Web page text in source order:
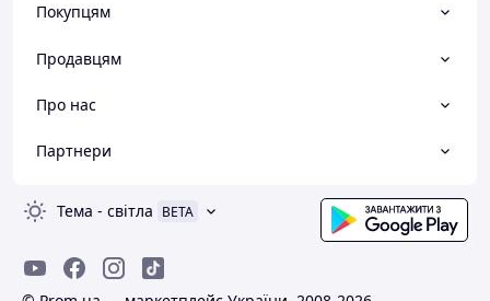
Покупцям
Продавцям
Про нас
Партнери
Тема - світла BETA